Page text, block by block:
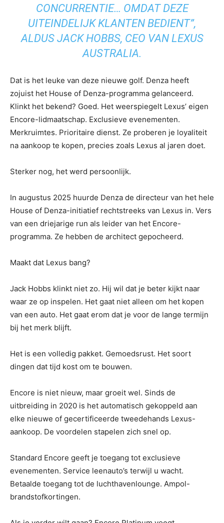
CONCURRENTIE… OMDAT DEZE
UITEINDELIJK KLANTEN BEDIENT”,
ALDUS JACK HOBBS, CEO VAN LEXUS
AUSTRALIA.
Dat is het leuke van deze nieuwe golf. Denza heeft
zojuist het House of Denza-programma gelanceerd.
Klinkt het bekend? Goed. Het weerspiegelt Lexus’ eigen
Encore-lidmaatschap. Exclusieve evenementen.
Merkruimtes. Prioritaire dienst. Ze proberen je loyaliteit
na aankoop te kopen, precies zoals Lexus al jaren doet.
Sterker nog, het werd persoonlijk.
In augustus 2025 huurde Denza de directeur van het hele
House of Denza-initiatief rechtstreeks van Lexus in. Vers
van een driejarige run als leider van het Encore-
programma. Ze hebben de architect gepocheerd.
Maakt dat Lexus bang?
Jack Hobbs klinkt niet zo. Hij wil dat je beter kijkt naar
waar ze op inspelen. Het gaat niet alleen om het kopen
van een auto. Het gaat erom dat je voor de lange termijn
bij het merk blijft.
Het is een volledig pakket. Gemoedsrust. Het soort
dingen dat tijd kost om te bouwen.
Encore is niet nieuw, maar groeit wel. Sinds de
uitbreiding in 2020 is het automatisch gekoppeld aan
elke nieuwe of gecertificeerde tweedehands Lexus-
aankoop. De voordelen stapelen zich snel op.
Standard Encore geeft je toegang tot exclusieve
evenementen. Service leenauto’s terwijl u wacht.
Betaalde toegang tot de luchthavenlounge. Ampol-
brandstofkortingen.